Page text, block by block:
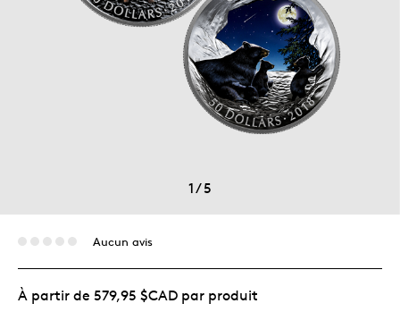
1/5
Aucun avis
À partir de 579,95 $CAD par produit